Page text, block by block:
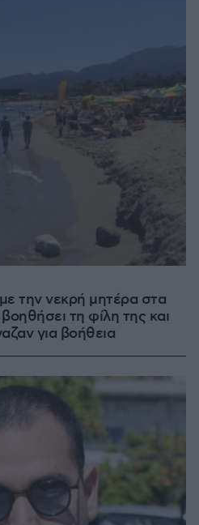
την νεκρή μητέρα στα
τη φίλη της και
για βοήθεια